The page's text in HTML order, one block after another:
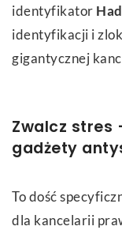
identyfikator
identyfikacji i
gigantycznej
Zwalcz stres
gadżety
To dość
dla kancelarii